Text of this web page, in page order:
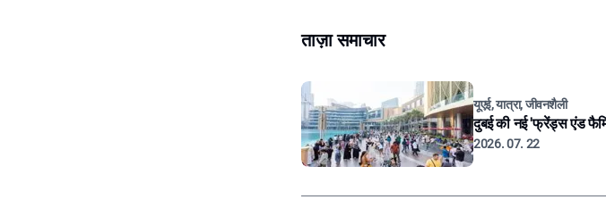
ताज़ा समाचार
यूएई, यात्रा, जीवनशैली
दुबई की नई 'फ्रेंड्स एंड
2026. 07. 22